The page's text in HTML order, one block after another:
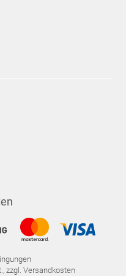
zzgl. Versandkosten